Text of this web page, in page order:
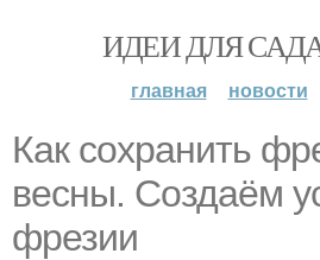
ИДЕИ ДЛЯ
главная новости
Как сохранить
весны. Создаём
фрезии